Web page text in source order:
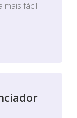
mais fácil